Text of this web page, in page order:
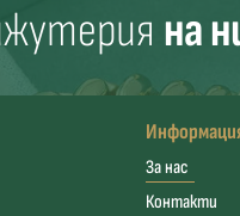
на
За нас
Контакти